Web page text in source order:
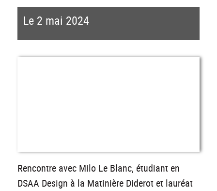
Le 2 mai 2024
Rencontre avec Milo Le Blanc, étudiant en
DSAA Design à la Matinière Diderot et lauréat